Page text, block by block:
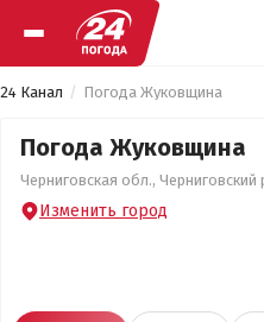
24 Канал Погода Жуковщина
Погода Жуковщина
Черниговская обл.,
Изменить город